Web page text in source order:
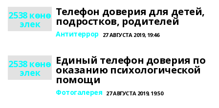
2538 көнө
элек
Телефон доверия для детей,
подростков, родителей
Антитеррор 27 АВГУСТА 2019, 19:46
2538 көнө
элек
Единый телефон доверия по
оказанию психологической
помощи
Фотогалерея 27 АВГУСТА 2019, 19:50